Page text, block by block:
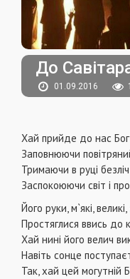
До
01.09.2016
Хай прийде до нас
Заповнюючи
Тримаючи в руці
Заспокоюючи світ і
Його руки, м`які, великі,
Простяглися ввись до
Хай нині його велич
Навіть сонце
Так, хай цей могутній